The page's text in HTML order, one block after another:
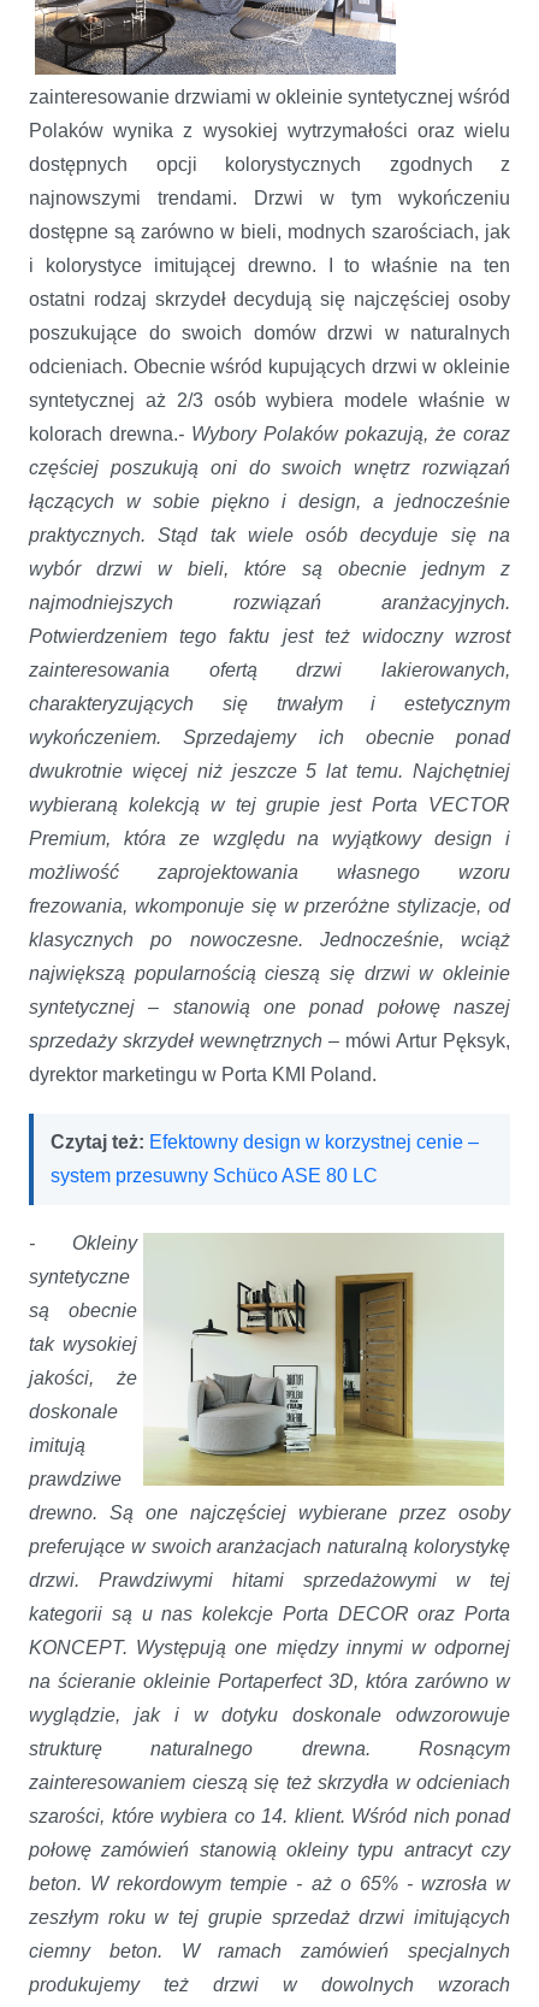
zainteresowanie drzwiami w okleinie syntetycznej wśród
Polaków wynika z wysokiej wytrzymałości oraz wielu
dostępnych opcji kolorystycznych zgodnych z
najnowszymi trendami. Drzwi w tym wykończeniu
dostępne są zarówno w bieli, modnych szarościach, jak
i kolorystyce imitującej drewno. I to właśnie na ten
ostatni rodzaj skrzydeł decydują się najczęściej osoby
poszukujące do swoich domów drzwi w naturalnych
odcieniach. Obecnie wśród kupujących drzwi w okleinie
syntetycznej aż 2/3 osób wybiera modele właśnie w
kolorach drewna.- Wybory Polaków pokazują, że coraz
częściej poszukują oni do swoich wnętrz rozwiązań
łączących w sobie piękno i design, a jednocześnie
praktycznych. Stąd tak wiele osób decyduje się na
wybór drzwi w bieli, które są obecnie jednym z
najmodniejszych rozwiązań aranżacyjnych.
Potwierdzeniem tego faktu jest też widoczny wzrost
zainteresowania ofertą drzwi lakierowanych,
charakteryzujących się trwałym i estetycznym
wykończeniem. Sprzedajemy ich obecnie ponad
dwukrotnie więcej niż jeszcze 5 lat temu. Najchętniej
wybieraną kolekcją w tej grupie jest Porta VECTOR
Premium, która ze względu na wyjątkowy design i
możliwość zaprojektowania własnego wzoru
frezowania, wkomponuje się w przeróżne stylizacje, od
klasycznych po nowoczesne. Jednocześnie, wciąż
największą popularnością cieszą się drzwi w okleinie
syntetycznej – stanowią one ponad połowę naszej
sprzedaży skrzydeł wewnętrznych – mówi Artur Pęksyk,
dyrektor marketingu w Porta KMI Poland.
Czytaj też: Efektowny design w korzystnej cenie –
system przesuwny Schüco ASE 80 LC
- Okleiny
syntetyczne
są obecnie
tak wysokiej
jakości, że
doskonale
imitują
prawdziwe
drewno. Są one najczęściej wybierane przez osoby
preferujące w swoich aranżacjach naturalną kolorystykę
drzwi. Prawdziwymi hitami sprzedażowymi w tej
kategorii są u nas kolekcje Porta DECOR oraz Porta
KONCEPT. Występują one między innymi w odpornej
na ścieranie okleinie Portaperfect 3D, która zarówno w
wyglądzie, jak i w dotyku
doskonale odwzorowuje
strukturę naturalnego drewna.
Rosnącym
zainteresowaniem cieszą się też skrzydła w odcieniach
szarości, które wybiera co 14. klient. Wśród nich ponad
połowę zamówień stanowią okleiny typu antracyt czy
beton. W rekordowym tempie - aż o 65% - wzrosła w
zeszłym roku w tej grupie sprzedaż drzwi imitujących
ciemny beton. W ramach zamówień specjalnych
produkujemy też drzwi w dowolnych wzorach